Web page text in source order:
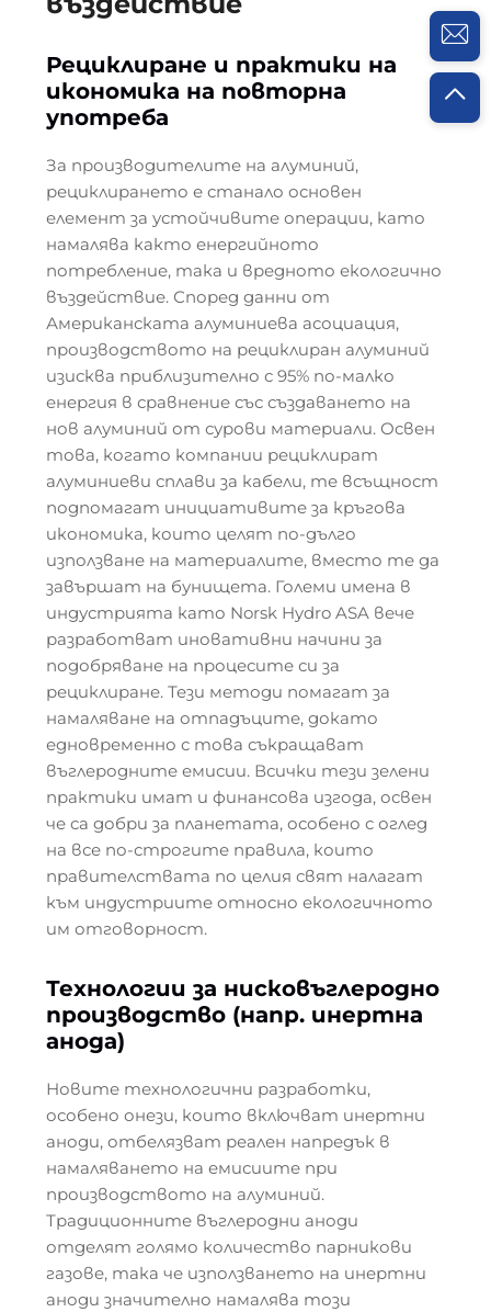
Рециклиране и практики на
икономика на повторна
употреба
За производителите на алуминий,
рециклирането е станало основен
елемент за устойчивите операции, като
намалява както енергийното
потребление, така и вредното екологично
въздействие. Според данни от
Американската алуминиева асоциация,
производството на рециклиран алуминий
изисква приблизително с 95% по-малко
енергия в сравнение със създаването на
нов алуминий от сурови материали. Освен
това, когато компании рециклират
алуминиеви сплави за кабели, те всъщност
подпомагат инициативите за кръгова
икономика, които целят по-дълго
използване на материалите, вместо те да
завършат на бунищета. Големи имена в
индустрията като Norsk Hydro ASA вече
разработват иновативни начини за
подобряване на процесите си за
рециклиране. Тези методи помагат за
намаляване на отпадъците, докато
едновременно с това съкращават
въглеродните емисии. Всички тези зелени
практики имат и финансова изгода, освен
че са добри за планетата, особено с оглед
на все по-строгите правила, които
правителствата по целия свят налагат
към индустриите относно екологичното
им отговорност.
Технологии за нисковъглеродно
производство (напр. инертна
анода)
Новите технологични разработки,
особено онези, които включват инертни
аноди, отбелязват реален напредък в
намаляването на емисиите при
производството на алуминий.
Традиционните въглеродни аноди
отделят голямо количество парникови
газове, така че използването на инертни
аноди значително намалява този